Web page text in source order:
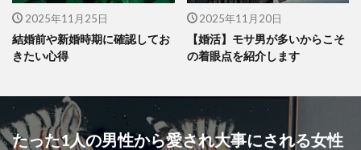
2025年11月25日
結婚前や新婚時期に確認してお
きたい心得
2025年11月20日
【婚活】モサ男が多いからこそ
の着眼点を紹介します
たった1人の男性から愛され大事にされる女性